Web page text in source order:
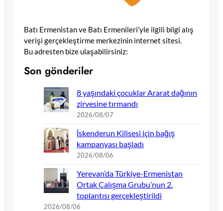
Batı Ermenistan ve Batı Ermenileri’yle ilgili bilgi alış
verişi gerçekleştirme merkezinin internet sitesi.
Bu adresten bize ulaşabilirsiniz:
Son gönderiler
8 yaşındaki çocuklar Ararat dağının
zirvesine tırmandı
2026/08/07
İskenderun Kilisesi için bağış
kampanyası başladı
2026/08/06
Yerevan’da Türkiye-Ermenistan
Ortak Çalışma Grubu’nun 2.
toplantısı gerçekleştirildi
2026/08/06